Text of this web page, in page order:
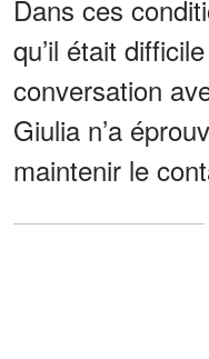
Dans ces
qu’il était
conversation
Giulia n’a
maintenir le